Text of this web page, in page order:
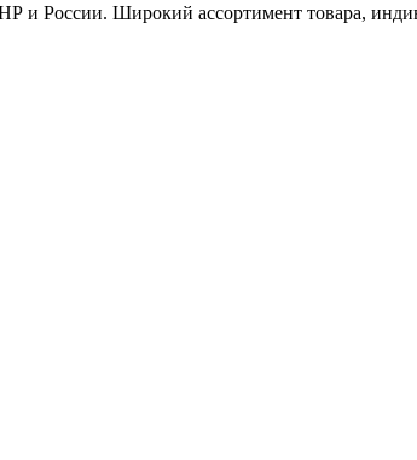
и России. Широкий ассортимент товара,